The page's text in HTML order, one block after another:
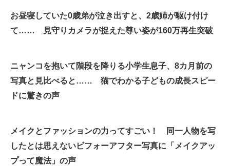
モノづくり技術者専門サイト
電子設計の基本と応用
エネルギーの専門メディア
ちょっと気になるネットの話題
お昼寝していた0歳弟が泣き出すと、2歳姉が駆け付け
て…… 見守りカメラが捉えた尊い姿が160万再生突破
ニャンコを抱いて階段を降りる小学生息子、8カ月前の
写真と見比べると…… 猫でわかる子どもの成長スピー
ドに驚きの声
メイクとファッションの力ってすごい！ 同一人物を写
したとは思えないビフォーアフター写真に「メイクアッ
プって魔法」の声